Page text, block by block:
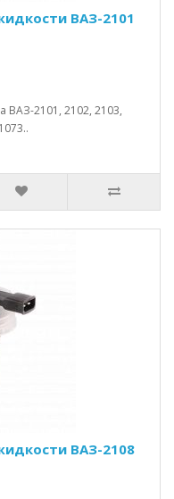
ВАЗ-2101
ВАЗ-2101, 2102, 2103,
ВАЗ-2108